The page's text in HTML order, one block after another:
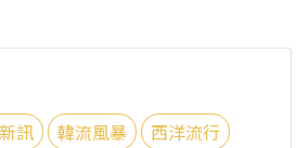
訊 韓流風暴 西洋流行